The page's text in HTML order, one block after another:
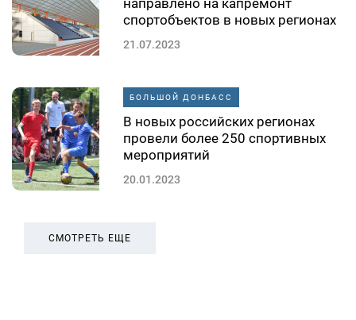
направлено на капремонт
спортобъектов в новых регионах
21.07.2023
БОЛЬШОЙ ДОНБАСС
В новых российских регионах
провели более 250 спортивных
мероприятий
20.01.2023
СМОТРЕТЬ ЕЩЕ